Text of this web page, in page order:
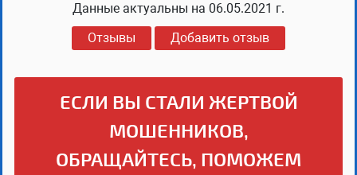
Данные актуальны на 06.05.2021 г.
Отзывы
Добавить отзыв
ЕСЛИ ВЫ СТАЛИ ЖЕРТВОЙ
МОШЕННИКОВ,
ОБРАЩАЙТЕСЬ, ПОМОЖЕМ